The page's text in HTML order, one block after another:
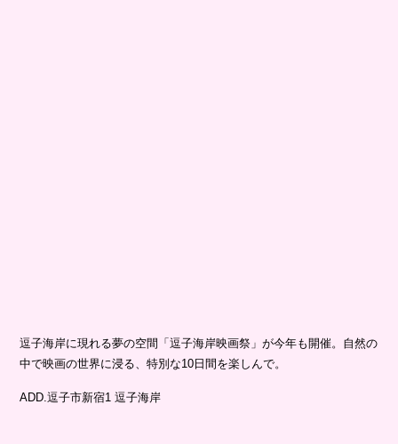
逗子海岸に現れる夢の空間「逗子海岸映画祭」が今年も開催。自然の
中で映画の世界に浸る、特別な10日間を楽しんで。
ADD.逗子市新宿1 逗子海岸